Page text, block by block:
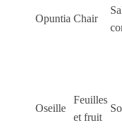
Opuntia Chair
Oseille
Feuilles
et fruit